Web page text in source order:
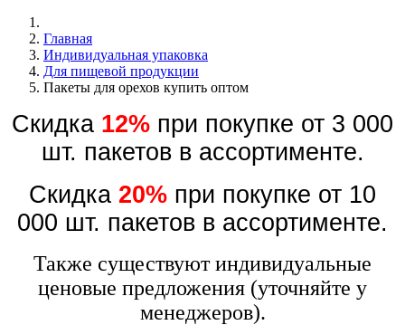
Главная
Индивидуальная упаковка
Для пищевой продукции
Пакеты для орехов купить оптом
Скидка 12% при покупке от 3 000
шт. пакетов в ассортименте.
Скидка 20% при покупке от 10
000 шт. пакетов в ассортименте.
Также существуют индивидуальные
ценовые предложения (уточняйте у
менеджеров).